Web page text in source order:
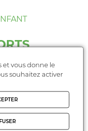
est mobilisée
de prise
les transports
et vous donne le
souhaitez activer